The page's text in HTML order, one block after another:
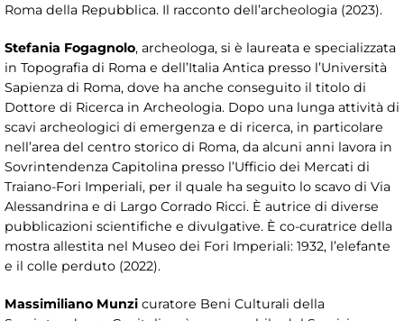
Roma della Repubblica. Il racconto dell’archeologia (2023).
Stefania Fogagnolo, archeologa, si è laureata e specializzata
in Topografia di Roma e dell’Italia Antica presso l’Università
Sapienza di Roma, dove ha anche conseguito il titolo di
Dottore di Ricerca in Archeologia. Dopo una lunga attività di
scavi archeologici di emergenza e di ricerca, in particolare
nell’area del centro storico di Roma, da alcuni anni lavora in
Sovrintendenza Capitolina presso l’Ufficio dei Mercati di
Traiano-Fori Imperiali, per il quale ha seguito lo scavo di Via
Alessandrina e di Largo Corrado Ricci. È autrice di diverse
pubblicazioni scientifiche e divulgative. È co-curatrice della
mostra allestita nel Museo dei Fori Imperiali: 1932, l’elefante
e il colle perduto (2022).
Massimiliano Munzi curatore Beni Culturali della